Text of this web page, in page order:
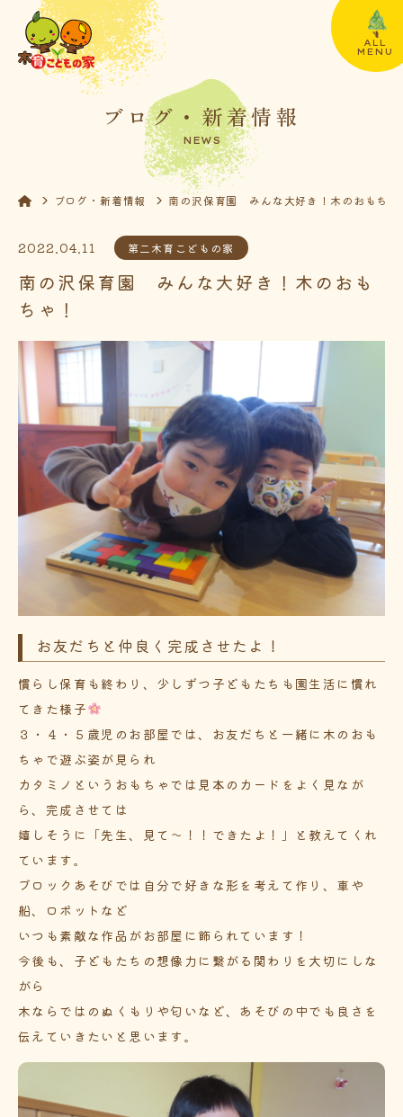
ALL
MENU
ブログ・新着情報
NEWS
ブログ・新着情報 南の沢保育園 みんな大好き！木のおもちゃ
2022.04.11 第二木育こどもの家
南の沢保育園 みんな大好き！木のおも
ちゃ！
お友だちと仲良く完成させたよ！
慣らし保育も終わり、少しずつ子どもたちも園生活に慣れ
てきた様子
３・４・５歳児のお部屋では、お友だちと一緒に木のおも
ちゃで遊ぶ姿が見られ
カタミノというおもちゃでは見本のカードをよく見なが
ら、完成させては
嬉しそうに「先生、見て～！！できたよ！」と教えてくれ
ています。
ブロックあそびでは自分で好きな形を考えて作り、車や
船、ロボットなど
いつも素敵な作品がお部屋に飾られています！
今後も、子どもたちの想像力に繋がる関わりを大切にしな
がら
木ならではのぬくもりや匂いなど、あそびの中でも良さを
伝えていきたいと思います。